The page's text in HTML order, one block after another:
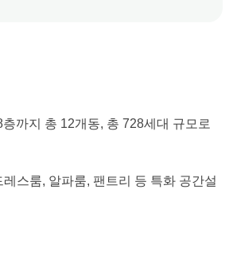
까지 총 12개동, 총 728세대 규모로
스룸, 알파룸, 팬트리 등 특화 공간설